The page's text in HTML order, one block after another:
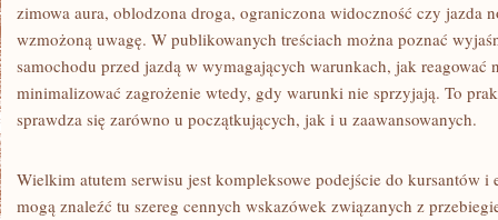
zimowa aura, oblodzona droga, ograniczona widoczność czy jazda
wzmożoną uwagę. W publikowanych treściach można poznać
samochodu przed jazdą w wymagających warunkach, jak reagować
minimalizować zagrożenie wtedy, gdy warunki nie sprzyjają. To
sprawdza się zarówno u początkujących, jak i u zaawansowanych.
Wielkim atutem serwisu jest kompleksowe podejście do kursantów i
mogą znaleźć tu szereg cennych wskazówek związanych z